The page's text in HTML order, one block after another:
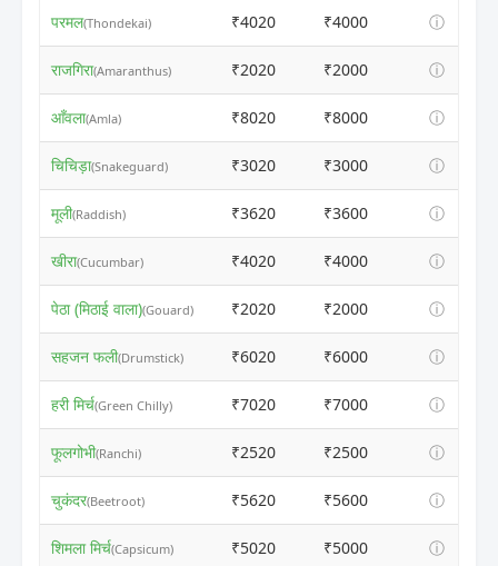
परमल(Thondekai) ₹4020 ₹4000 ⓘ
राजगिरा(Amaranthus) ₹2020 ₹2000 ⓘ
आँवला(Amla) ₹8020 ₹8000 ⓘ
चिचिड़ा(Snakeguard) ₹3020 ₹3000 ⓘ
मूली(Raddish) ₹3620 ₹3600 ⓘ
खीरा(Cucumbar) ₹4020 ₹4000 ⓘ
पेठा (मिठाई वाला)(Gouard) ₹2020 ₹2000 ⓘ
सहजन फली(Drumstick) ₹6020 ₹6000 ⓘ
हरी मिर्च(Green Chilly) ₹7020 ₹7000 ⓘ
फूलगोभी(Ranchi) ₹2520 ₹2500 ⓘ
चुकंदर(Beetroot) ₹5620 ₹5600 ⓘ
शिमला मिर्च(Capsicum) ₹5020 ₹5000 ⓘ